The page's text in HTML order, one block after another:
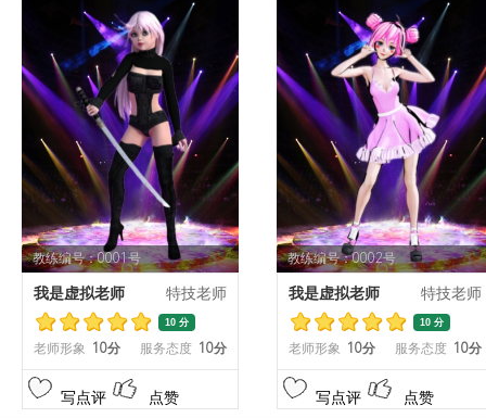
教练编号：0001号
我是虚拟老师 特技老师
10 分
老师形象 10分 服务态度 10分
写点评 点赞
教练编号：0002号
我是虚拟老师 特技老师
10 分
老师形象 10分 服务态度 10分
写点评 点赞